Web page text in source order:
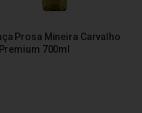
Prosa Mineira Carvalho
700ml